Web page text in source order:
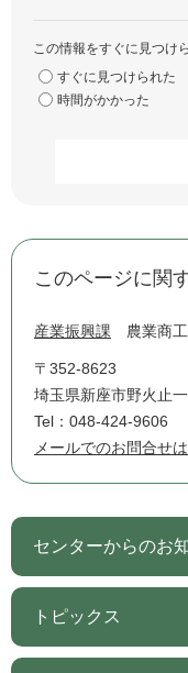
この情報をすぐに見つけ
すぐに見つけられた
時間がかかった
このページに関
産業振興課 農業商
〒352-8623
埼玉県新座市野火止
Tel：048-424-9606
メールでのお問合せ
センターからのお
トピックス